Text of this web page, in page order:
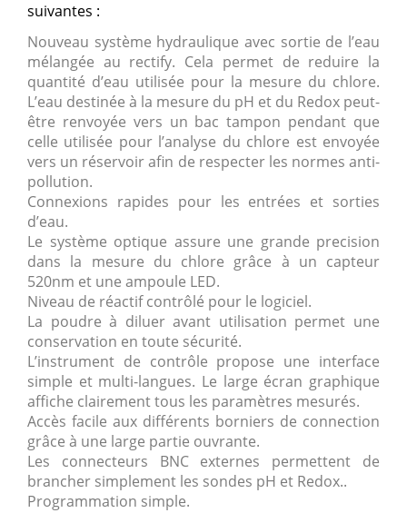
suivantes :
Nouveau système hydraulique avec sortie de l’eau
mélangée au rectify. Cela permet de reduire la
quantité d’eau utilisée pour la mesure du chlore.
L’eau destinée à la mesure du pH et du Redox peut-
être renvoyée vers un bac tampon pendant que
celle utilisée pour l’analyse du chlore est envoyée
vers un réservoir afin de respecter les normes anti-
pollution.
Connexions rapides pour les entrées et sorties
d’eau.
Le système optique assure une grande precision
dans la mesure du chlore grâce à un capteur
520nm et une ampoule LED.
Niveau de réactif contrôlé pour le logiciel.
La poudre à diluer avant utilisation permet une
conservation en toute sécurité.
L’instrument de contrôle propose une interface
simple et multi-langues. Le large écran graphique
affiche clairement tous les paramètres mesurés.
Accès facile aux différents borniers de connection
grâce à une large partie ouvrante.
Les connecteurs BNC externes permettent de
brancher simplement les sondes pH et Redox..
Programmation simple.